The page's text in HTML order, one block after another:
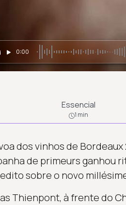
0:00
Essencial
1 min
dos vinhos de
de primeurs ganhou
sobre o novo
Thienpont, à frente do